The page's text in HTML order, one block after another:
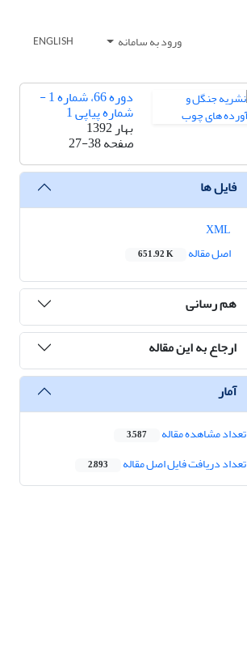
ورود به سامانه ENGLISH
دوره 66، شماره 1 -
شماره پیاپی 1
بهار 1392
صفحه27-38
فایل ها
اصل مقاله
651.92 K
هم رسانی
ارجاع به این مقاله
آمار
تعداد مشاهده مقاله 3,587
تعداد دریافت فایل اصل مقاله 2,893